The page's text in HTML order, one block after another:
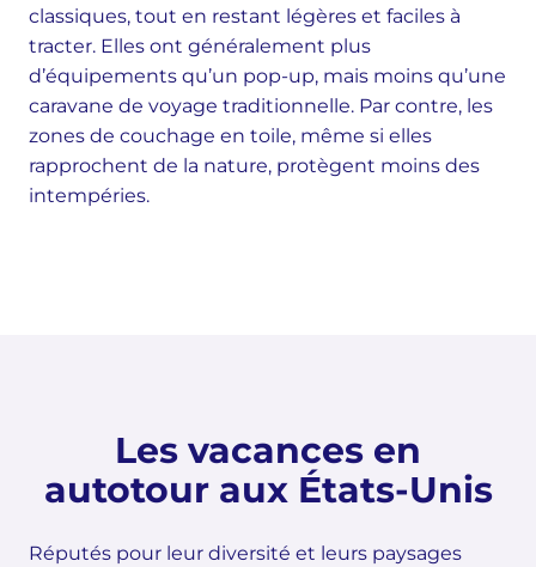
classiques, tout en restant légères et faciles à
tracter. Elles ont généralement plus
d’équipements qu’un pop-up, mais moins qu’une
caravane de voyage traditionnelle. Par contre, les
zones de couchage en toile, même si elles
rapprochent de la nature, protègent moins des
intempéries.
Les vacances en
autotour aux États-Unis
Réputés pour leur diversité et leurs paysages